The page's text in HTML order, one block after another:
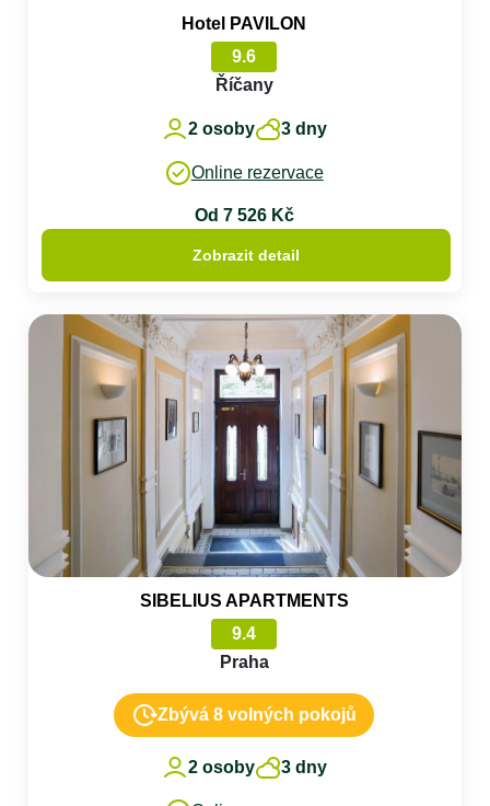
Hotel PAVILON
9.6
Říčany
2 osoby 3 dny
Online rezervace
Od 7 526 Kč
Zobrazit detail
SIBELIUS APARTMENTS
9.4
Praha
Zbývá 8 volných pokojů
2 osoby 3 dny